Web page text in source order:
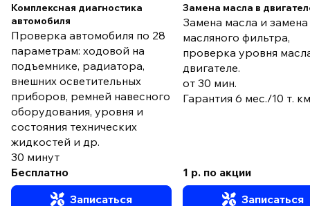
Комплексная диагностика
автомобиля
Проверка автомобиля по 28
параметрам: ходовой на
подъемнике, радиатора,
внешних осветительных
приборов, ремней навесного
оборудования, уровня и
состояния технических
жидкостей и др.
30 минут
Бесплатно
Записаться
Замена масла в
Замена масла и замена
масляного фильтра,
проверка уровня
двигателе.
от 30 мин.
Гарантия 6 мес./10 т.
1 р. по акции
Записаться